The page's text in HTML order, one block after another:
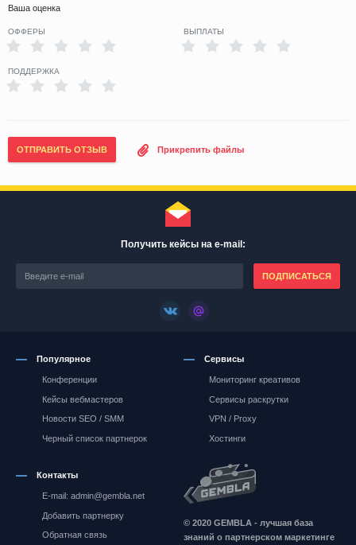
Ваша оценка
ОФФЕРЫ ВЫПЛАТЫ
ПОДДЕРЖКА
ОТПРАВИТЬ ОТЗЫВ Прикрепить файлы
Получить кейсы на e-mail:
ПОДПИСАТЬСЯ
Популярное
Конференции
Кейсы вебмастеров
Новости SEO / SMM
Черный список партнерок
Сервисы
Мониторинг креативов
Сервисы раскрутки
VPN / Proxy
Хостинги
Контакты
E-mail: admin@gembla.net
Добавить партнерку
Обратная связь
Gembla.net
© 2020 GEMBLA - лучшая база
знаний о партнерском маркетинге